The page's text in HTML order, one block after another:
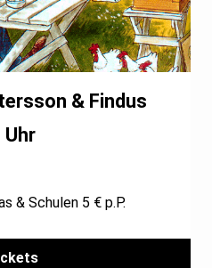
Uhr
& Schulen 5 € p.P.
& Findus